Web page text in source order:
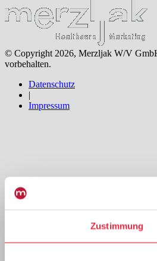
Zustimmung
© Copyright 2026, Merzljak W/V
vorbehalten.
Datenschutz
|
Impressum